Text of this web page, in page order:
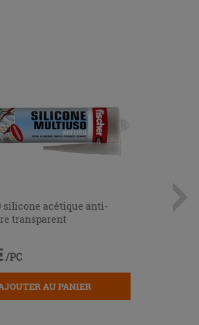
acétique anti-
transparent
/PC
AU PANIER